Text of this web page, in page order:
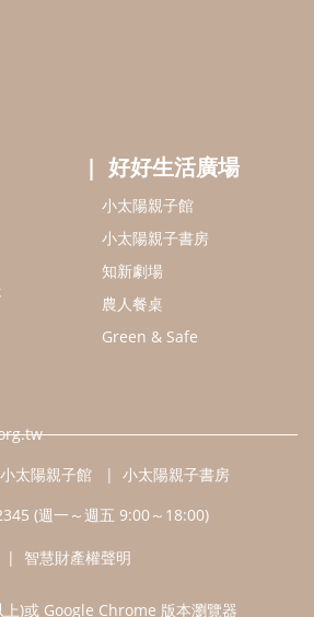
好好生活廣場
小太陽親子館
小太陽親子書房
知新劇場
農人餐桌
Green & Safe
小太陽親子館
小太陽親子書房
(週一～週五 9:00～18:00)
智慧財產權聲明
)或 Google Chrome 版本瀏覽器